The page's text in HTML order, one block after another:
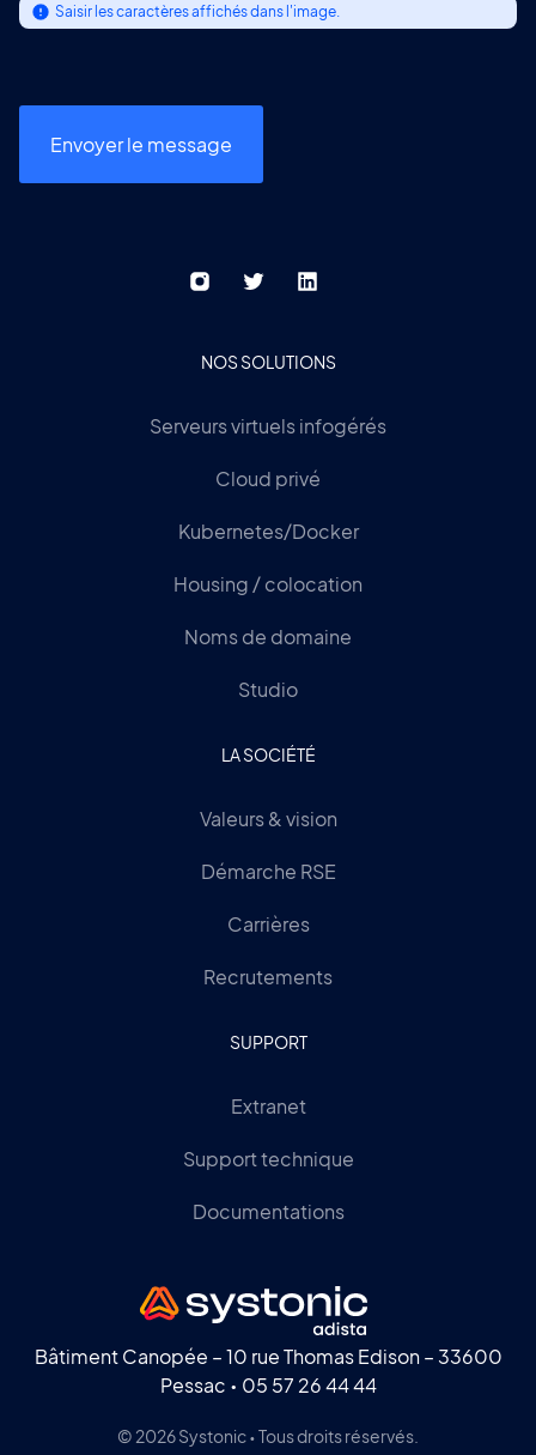
Saisir les caractères affichés dans l'image.
NOS SOLUTIONS
Serveurs virtuels infogérés
Cloud privé
Kubernetes/Docker
Housing / colocation
Noms de domaine
Studio
LA SOCIÉTÉ
Valeurs & vision
Démarche RSE
Carrières
Recrutements
SUPPORT
Extranet
Support technique
Documentations
Bâtiment Canopée – 10 rue Thomas Edison – 33600
Pessac • 05 57 26 44 44
© 2026 Systonic • Tous droits réservés.